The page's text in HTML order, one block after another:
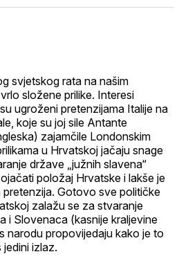
svjetskog rata na našim
složene prilike. Interesi
ugroženi pretenzijama Italije na
koje su joj sile Antante
zajamčile Londonskim
u Hrvatskoj jačaju snage
države „južnih slavena“
položaj Hrvatske i lakše je
Gotovo sve političke
zalažu se za stvaranje
i Slovenaca (kasnije kraljevine
narodu propovijedaju kako je to
izlaz.